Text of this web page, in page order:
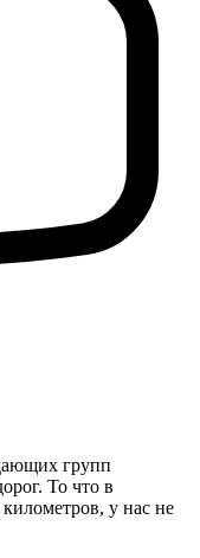
групп
То что в
у нас не